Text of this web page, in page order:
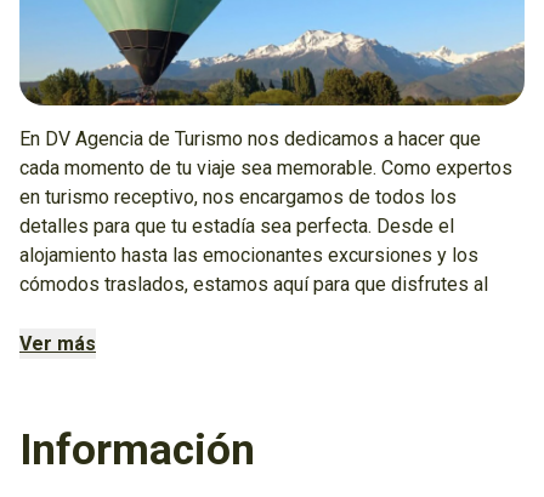
En DV Agencia de Turismo nos dedicamos a hacer que
cada momento de tu viaje sea memorable. Como expertos
en turismo receptivo, nos encargamos de todos los
detalles para que tu estadía sea perfecta. Desde el
alojamiento hasta las emocionantes excursiones y los
cómodos traslados, estamos aquí para que disfrutes al
podrás descubrir los secretos mejor guardados y vivir
experiencias inolvidables.
Ver más
Información